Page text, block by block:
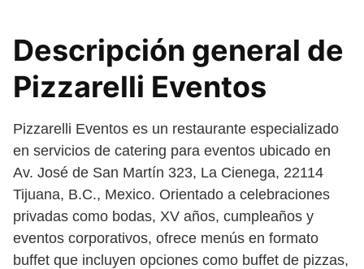
Descripción general de
Pizzarelli Eventos
Pizzarelli Eventos es un restaurante especializado
en servicios de catering para eventos ubicado en
Av. José de San Martín 323, La Cienega, 22114
Tijuana, B.C., Mexico. Orientado a celebraciones
privadas como bodas, XV años, cumpleaños y
eventos corporativos, ofrece menús en formato
buffet que incluyen opciones como buffet de pizzas,